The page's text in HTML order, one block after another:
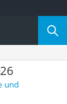
und